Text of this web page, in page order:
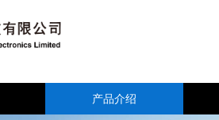
产品介绍